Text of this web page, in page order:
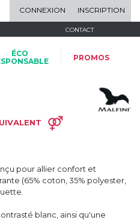
CONNEXION INSCRIPTION
CONTACT
ÉCO
PROMOS
pour allier confort et
(65% coton, 35% polyester,
blanc, ainsi qu'une